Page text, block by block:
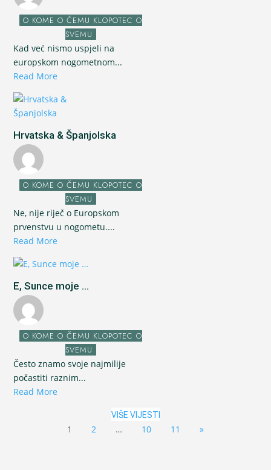
O KOME O ČEMU KLOPOTEC O
SVEMU
Kad već nismo uspjeli na
europskom nogometnom...
Read More
Hrvatska & Španjolska
O KOME O ČEMU KLOPOTEC O
SVEMU
Ne, nije riječ o Europskom
prvenstvu u nogometu....
Read More
E, Sunce moje ...
O KOME O ČEMU KLOPOTEC O
SVEMU
Često znamo svoje najmilije
počastiti raznim...
Read More
VIŠE VIJESTI
1 2 … 10 11 »